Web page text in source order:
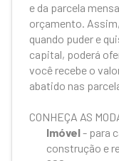
e da parcela
orçamento.
quando puder e
capital, poderá
você recebe o
abatido nas
CONHEÇA AS
Imóvel- para
construção e